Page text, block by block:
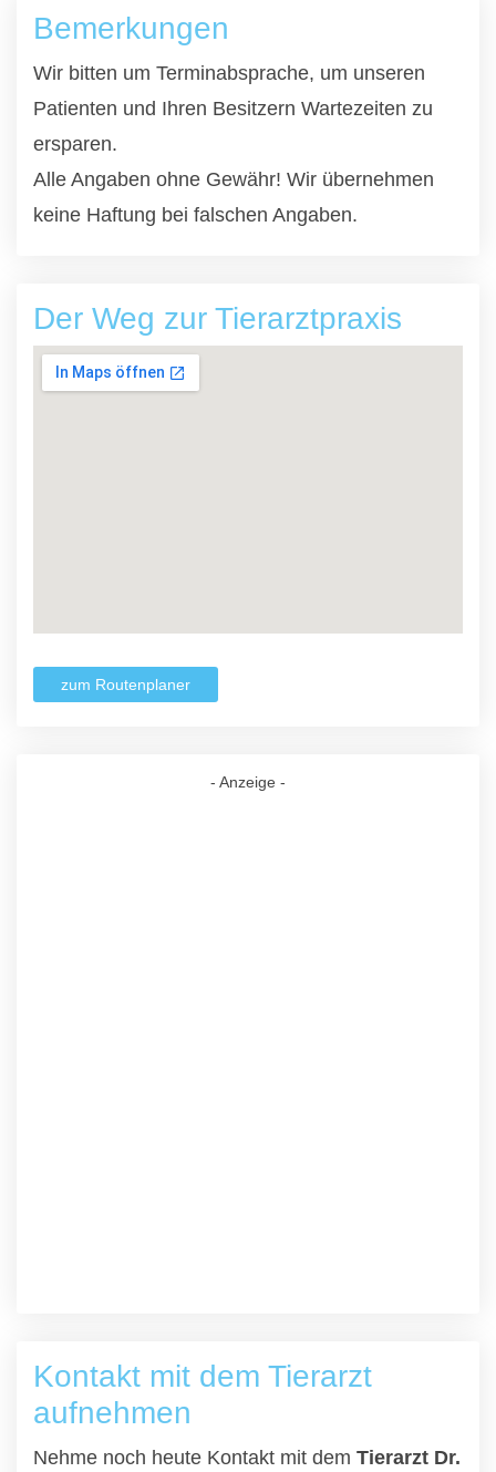
Bemerkungen
Wir bitten um Terminabsprache, um unseren
Patienten und Ihren Besitzern Wartezeiten zu
ersparen.
Alle Angaben ohne Gewähr! Wir übernehmen
keine Haftung bei falschen Angaben.
Der Weg zur Tierarztpraxis
zum Routenplaner
- Anzeige -
Kontakt mit dem Tierarzt
aufnehmen
Nehme noch heute Kontakt mit dem Tierarzt Dr.